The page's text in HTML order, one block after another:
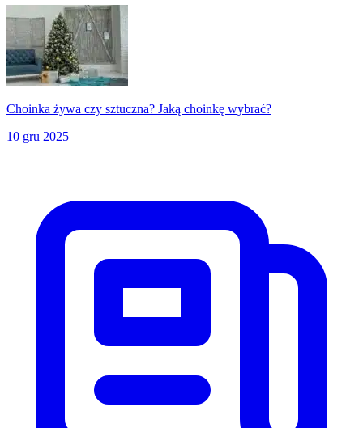
Choinka żywa czy sztuczna? Jaką choinkę wybrać?
10 gru 2025